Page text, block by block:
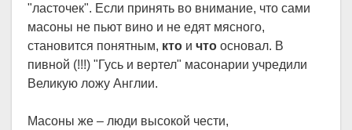
"ласточек". Если принять во внимание, что сами
масоны не пьют вино и не едят мясного,
становится понятным, кто и что основал. В
пивной (!!!) "Гусь и вертел" масонарии учредили
Великую ложу Англии.
Масоны же – люди высокой чести,